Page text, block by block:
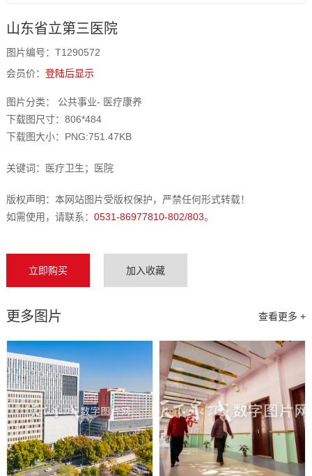
山东省立第三医院
图片编号：T1290572
会员价： 登陆后显示
图片分类： 公共事业- 医疗康养
下载图尺寸：806*484
下载图大小：PNG:751.47KB
关键词：医疗卫生；医院
版权声明：本网站图片受版权保护，严禁任何形式转载！
如需使用，请联系： 0531-86977810-802/803。
立即购买 加入收藏
查看更多 +
更多图片